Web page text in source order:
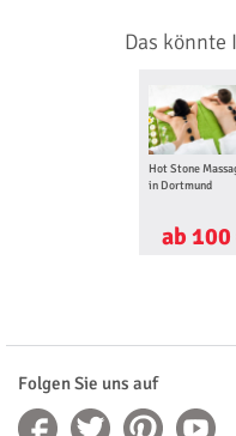
Das könnte
Hot Stone
in Dortmund
ab 100
Folgen Sie uns auf